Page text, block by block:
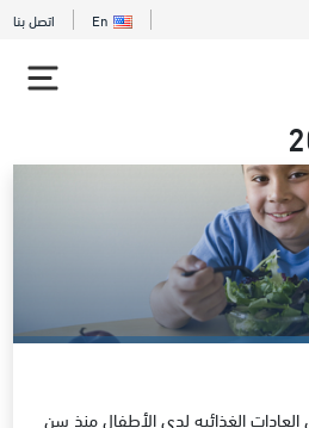
En اتصل بنا
الغذائيه لدى الأطفال منذ سن